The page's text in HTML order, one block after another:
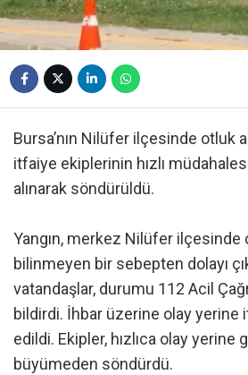
Bursa’nın Nilüfer ilçesinde otluk
itfaiye ekiplerinin hızlı
alınarak söndürüldü.
Yangın, merkez Nilüfer ilçesinde
bilinmeyen bir sebepten dolayı
vatandaşlar, durumu 112 Acil
bildirdi. İhbar üzerine olay yerine
edildi. Ekipler, hızlıca olay yerine
büyümeden söndürdü.